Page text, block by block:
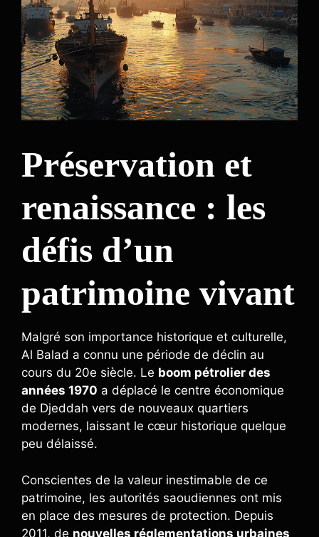
Préservation et
renaissance : les
défis d’un
patrimoine vivant
Malgré son importance historique et culturelle,
Al Balad a connu une période de déclin au
cours du 20e siècle. Le boom pétrolier des
années 1970 a déplacé le centre économique
de Djeddah vers de nouveaux quartiers
modernes, laissant le cœur historique quelque
peu délaissé.
Conscientes de la valeur inestimable de ce
patrimoine, les autorités saoudiennes ont mis
en place des mesures de protection. Depuis
2011, de nouvelles réglementations urbaines